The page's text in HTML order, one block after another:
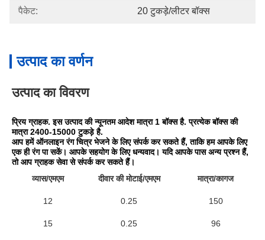
पैकेट: 20 टुकड़े/लीटर बॉक्स
उत्पाद का वर्णन
उत्पाद का विवरण
प्रिय ग्राहक. इस उत्पाद की न्यूनतम आदेश मात्रा 1 बॉक्स है. प्रत्येक बॉक्स की
मात्रा 2400-15000 टुकड़े है.
आप हमें ऑनलाइन रंग चित्र भेजने के लिए संपर्क कर सकते हैं, ताकि हम आपके लिए
एक ही रंग पा सकें। आपके सहयोग के लिए धन्यवाद। यदि आपके पास अन्य प्रश्न हैं,
तो आप ग्राहक सेवा से संपर्क कर सकते हैं।
व्यास/एमएम
दीवार की मोटाई/एमएम मात्रा/कागज
12 0.25 150
15 0.25 96